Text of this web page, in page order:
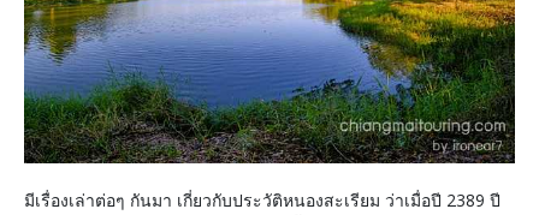
มีเรื่องเล่าต่อๆ กันมา เกี่ยวกับประวัติหนองสะเรียม ว่าเมื่อปี 2389 ปี